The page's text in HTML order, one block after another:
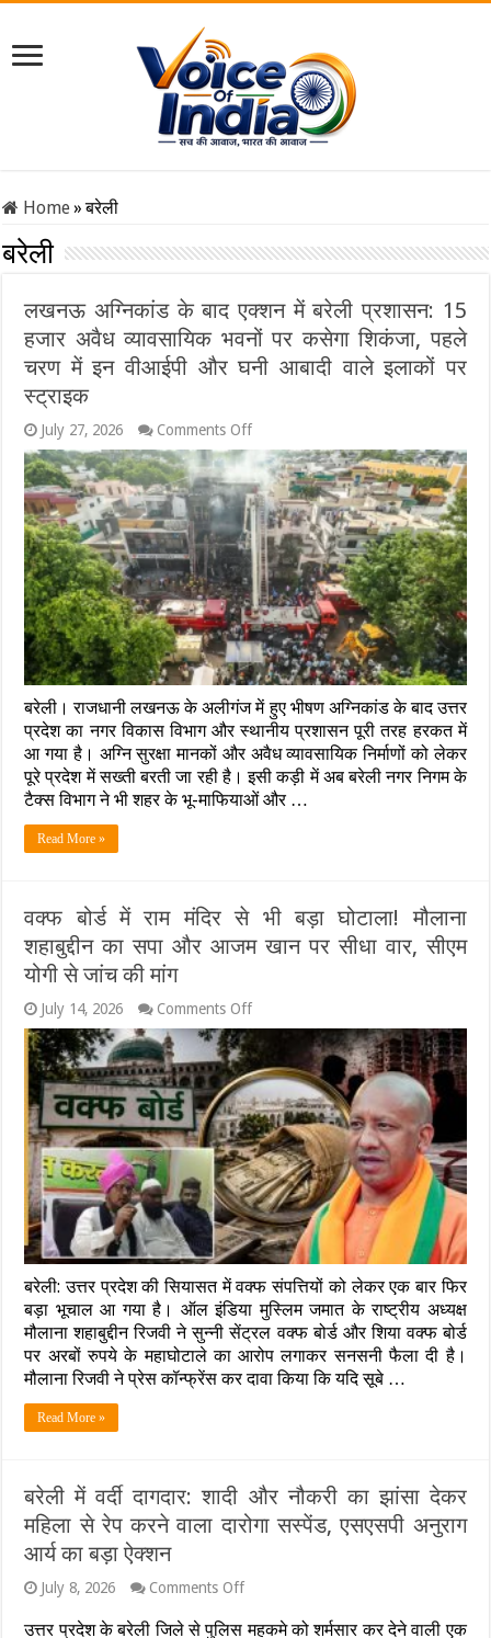
Home» बरेली
बरेली
लखनऊ अग्निकांड के बाद एक्शन में बरेली प्रशासन: 15
हजार अवैध व्यावसायिक भवनों पर कसेगा शिकंजा, पहले
चरण में इन वीआईपी और घनी आबादी वाले इलाकों पर
स्ट्राइक
July 27, 2026 Comments Offon
लखनऊ
अग्निकांड
के
बाद
एक्शन
बरेली
प्रशासन:
15
हजार
अवैध
व्यावसायिक
भवनों
पर
कसेगा
शिकंजा,
पहले
चरण
में
इन
इलाकों
स्ट्राइक
बरेली। राजधानी लखनऊ के अलीगंज में हुए भीषण अग्निकांड के बाद उत्तर
प्रदेश का नगर विकास विभाग और स्थानीय प्रशासन पूरी तरह हरकत में
आ गया है। अग्नि सुरक्षा मानकों और अवैध व्यावसायिक निर्माणों को लेकर
पूरे प्रदेश में सख्ती बरती जा रही है। इसी कड़ी में अब बरेली नगर निगम के
टैक्स विभाग ने भी शहर के भू-माफियाओं और …
Read More »
वक्फ बोर्ड में राम मंदिर से भी बड़ा घोटाला! मौलाना
शहाबुद्दीन का सपा और आजम खान पर सीधा वार, सीएम
योगी से जांच की मांग
July 14, 2026 Comments Offon
वक्फ
बोर्ड
में
राम
मंदिर
से
भी
बड़ा
घोटाला!
मौलाना
शहाबुद्दीन
का
सपा
और
आजम
खान
पर
सीधा
वार,
सीएम
बरेली: उत्तर प्रदेश की सियासत में वक्फ संपत्तियों को लेकर एक बार फिर
बड़ा भूचाल आ गया है। ऑल इंडिया मुस्लिम जमात के राष्ट्रीय अध्यक्ष
मौलाना शहाबुद्दीन रिजवी ने सुन्नी सेंट्रल वक्फ बोर्ड और शिया वक्फ बोर्ड
पर अरबों रुपये के महाघोटाले का आरोप लगाकर सनसनी फैला दी है।
मौलाना रिजवी ने प्रेस कॉन्फ्रेंस कर दावा किया कि यदि सूबे …
Read More »
बरेली में वर्दी दागदार: शादी और नौकरी का झांसा देकर
महिला से रेप करने वाला दारोगा सस्पेंड, एसएसपी अनुराग
आर्य का बड़ा ऐक्शन
July 8, 2026 Comments Offon
में
उत्तर प्रदेश के बरेली जिले से पुलिस महकमे को शर्मसार कर देने वाली एक